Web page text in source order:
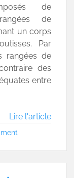
de
de
un corps
Par
rangées de
des
entre
Lire l'article